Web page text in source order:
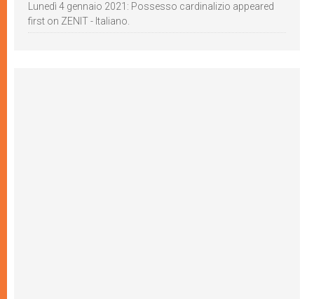
Lunedì 4 gennaio 2021: Possesso cardinalizio appeared
first on ZENIT - Italiano.